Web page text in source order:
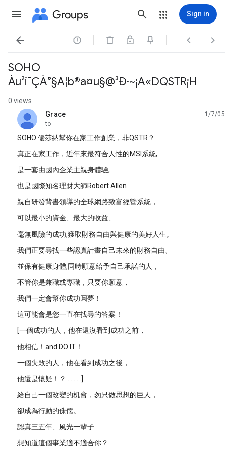
Groups Sign in
   
SOHO
Àu²ï¯ÇÀ°§A¦b®a¤u§@³Ð·~¡A«DQSTR¡H
0 views
Grace
unread,
1/7/05
to
SOHO 優莎納幫你在家工作創業，非QSTR？
真正在家工作，近年來最符合人性的MSI系統,
是一套由國內企業主親身體驗,
也是國際知名理財大師Robert Allen
親自研發背書領導的全球網路致富經營系統，
可以最小的資金、最大的收益、
毫無風險的成功,獲取財務自由與健康的美好人生。
我們正要尋找一些認真計畫自己未來的財務自由、
並保有健康身體,同時願意給予自己承諾的人，
不管你是兼職或專職，只要你願意，
我們一定會幫你成功圓夢！
這可能會是您一直在找尋的答案！
[一個成功的人，他在還沒看到成功之前，
他相信！and DO IT！
一個失敗的人，他在看到成功之後，
他還是懷疑！？……….]
給自己一個改變的机會，勿只做思想的巨人，
卻成為行動的侏儒。
認真三五年、風光一輩子
想知道這個事業適不適合你？